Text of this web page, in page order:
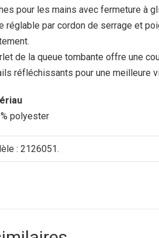
pour les mains avec fermeture à
réglable par cordon de serrage et
de la queue tombante offre une
réfléchissants pour une meilleure
polyester
: 2126051.